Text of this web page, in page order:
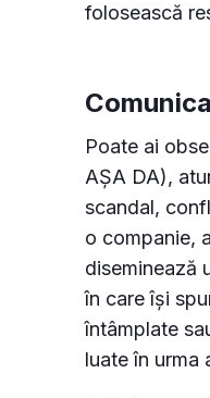
folosească
Poate ai
AȘA DA),
scandal,
o companie,
diseminează
în care își
întâmplate
luate în urma